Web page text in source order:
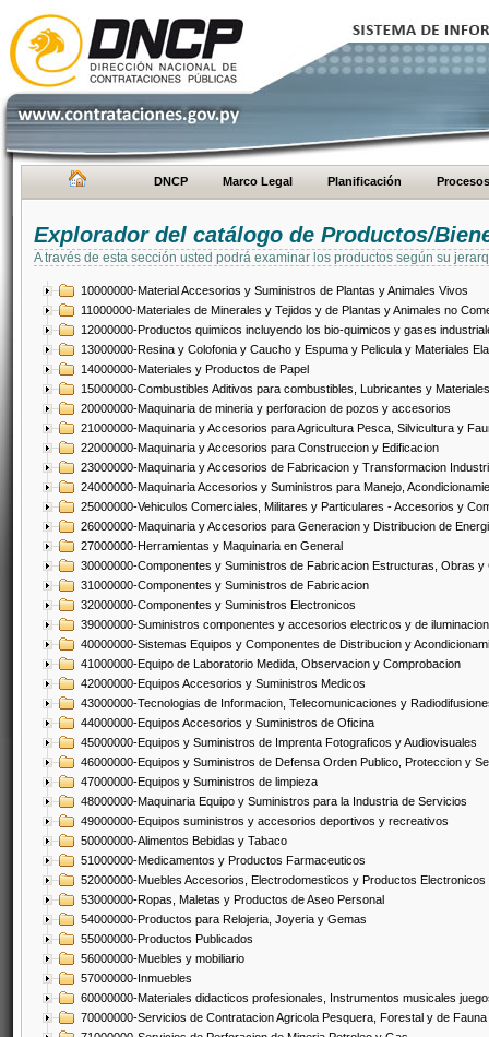
DNCP Marco Legal Planificación Procesos
Explorador del catálogo de Productos/
A través de esta sección usted podrá examinar los productos según su
10000000-Material Accesorios y Suministros de Plantas y Animales Vivos
11000000-Materiales de Minerales y Tejidos y de Plantas y Animales no
12000000-Productos quimicos incluyendo los bio-quimicos y gases
13000000-Resina y Colofonia y Caucho y Espuma y Pelicula y Materiales
14000000-Materiales y Productos de Papel
15000000-Combustibles Aditivos para combustibles, Lubricantes y
20000000-Maquinaria de mineria y perforacion de pozos y accesorios
21000000-Maquinaria y Accesorios para Agricultura Pesca, Silvicultura y
22000000-Maquinaria y Accesorios para Construccion y Edificacion
23000000-Maquinaria y Accesorios de Fabricacion y Transformacion
24000000-Maquinaria Accesorios y Suministros para Manejo,
25000000-Vehiculos Comerciales, Militares y Particulares - Accesorios y
26000000-Maquinaria y Accesorios para Generacion y Distribucion de
27000000-Herramientas y Maquinaria en General
30000000-Componentes y Suministros de Fabricacion Estructuras, Obras
31000000-Componentes y Suministros de Fabricacion
32000000-Componentes y Suministros Electronicos
39000000-Suministros componentes y accesorios electricos y de iluminacion
40000000-Sistemas Equipos y Componentes de Distribucion y
41000000-Equipo de Laboratorio Medida, Observacion y Comprobacion
42000000-Equipos Accesorios y Suministros Medicos
43000000-Tecnologias de Informacion, Telecomunicaciones y
44000000-Equipos Accesorios y Suministros de Oficina
45000000-Equipos y Suministros de Imprenta Fotograficos y Audiovisuales
46000000-Equipos y Suministros de Defensa Orden Publico, Proteccion y
47000000-Equipos y Suministros de limpieza
48000000-Maquinaria Equipo y Suministros para la Industria de Servicios
49000000-Equipos suministros y accesorios deportivos y recreativos
50000000-Alimentos Bebidas y Tabaco
51000000-Medicamentos y Productos Farmaceuticos
52000000-Muebles Accesorios, Electrodomesticos y Productos Electronicos
53000000-Ropas, Maletas y Productos de Aseo Personal
54000000-Productos para Relojeria, Joyeria y Gemas
55000000-Productos Publicados
56000000-Muebles y mobiliario
57000000-Inmuebles
60000000-Materiales didacticos profesionales, Instrumentos musicales
70000000-Servicios de Contratacion Agricola Pesquera, Forestal y de Fauna